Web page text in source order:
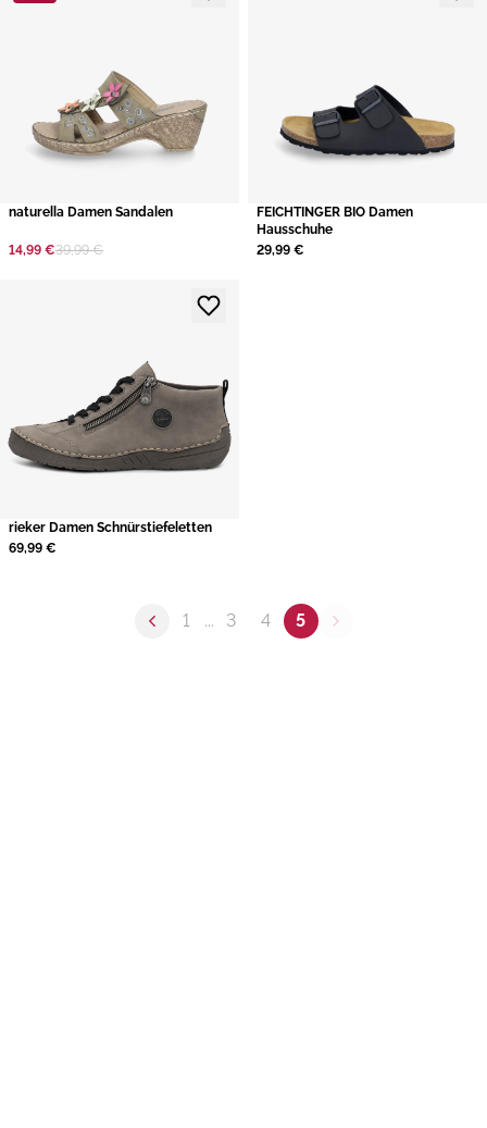
naturella Damen Sandalen
14,99 €39,99 €
FEICHTINGER BIO Damen
Hausschuhe
29,99 €
rieker Damen Schnürstiefeletten
69,99 €
Previous page
1 ... 3 4 5 Next page